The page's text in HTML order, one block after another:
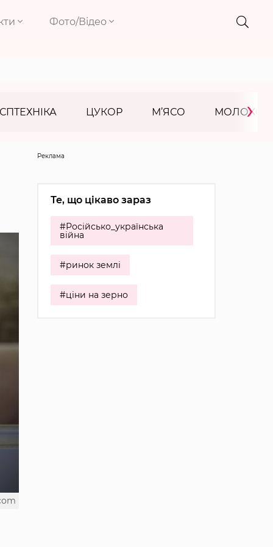
Фото/Відео
ЦУКОР М’ЯСО МОЛОКО
›
Реклама
Те, що цікаво зараз
#Російсько_українська
війна
#ринок землі
#ціни на зерно